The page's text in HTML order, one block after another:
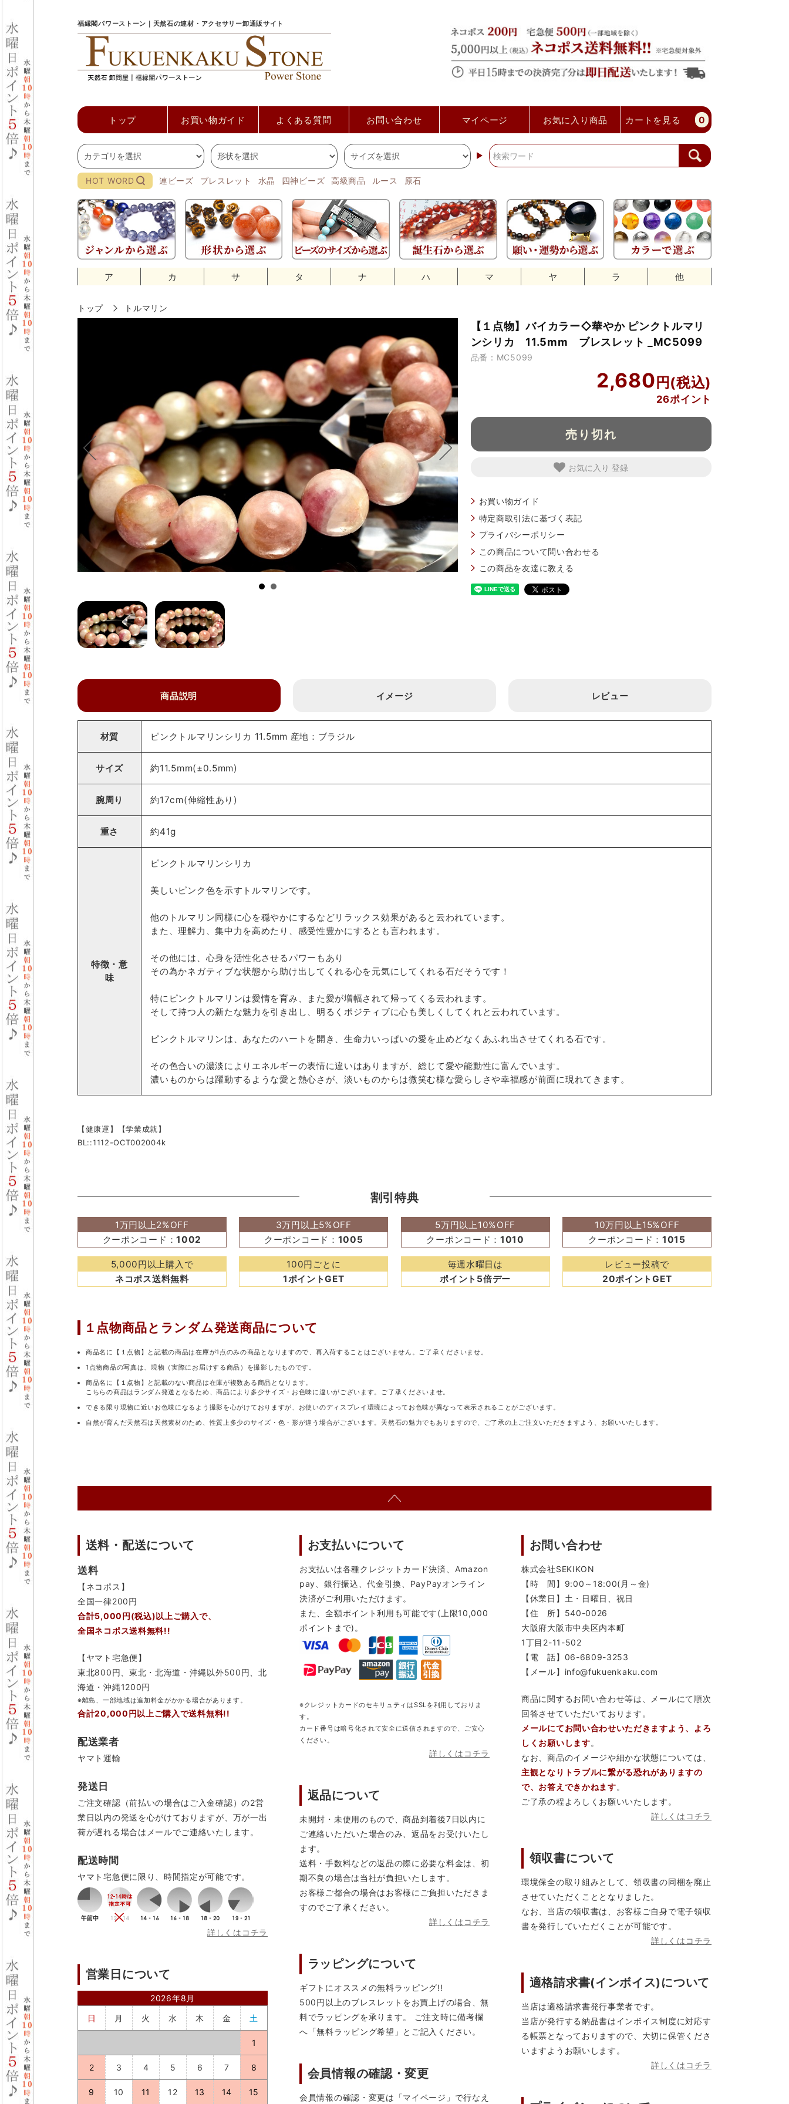
福縁閣パワーストーン｜天然石の連材・アクセサリー卸通販サイト
トップ お買い物ガイド よくある質問 お問い合わせ マイページ お気に入り商品 カートを見る 0
HOT WORD 連ビーズ ブレスレット 水晶 四神ビーズ 高級商品 ルース 原石
ア カ サ タ ナ ハ マ ヤ ラ 他
トップ トルマリン
【１点物】バイカラー◇華やか ピンクトルマリ
ンシリカ 11.5mm ブレスレット _MC5099
品番：MC5099
2,680
26ポイント
売り切れ
お気に入り
お買い物ガイド
特定商取引法に基づく表記
プライバシーポリシー
この商品について問い合わせる
この商品を友達に教える
商品説明 イメージ レビュー
材質 ピンクトルマリンシリカ 11.5mm 産地：ブラジル
サイズ 約11.5mm(±0.5mm)
腕周り 約17cm(伸縮性あり)
重さ 約41g
特徴・意
味
ピンクトルマリンシリカ
美しいピンク色を示すトルマリンです。
他のトルマリン同様に心を穏やかにするなどリラックス効果があると云われています。
また、理解力、集中力を高めたり、感受性豊かにするとも言われます。
その他には、心身を活性化させるパワーもあり
その為かネガティブな状態から助け出してくれる心を元気にしてくれる石だそうです！
特にピンクトルマリンは愛情を育み、また愛が増幅されて帰ってくる云われます。
そして持つ人の新たな魅力を引き出し、明るくポジティブに心も美しくしてくれと云われています。
ピンクトルマリンは、あなたのハートを開き、生命力いっぱいの愛を止めどなくあふれ出させてくれる石です。
その色合いの濃淡によりエネルギーの表情に違いはありますが、総じて愛や能動性に富んでいます。
濃いものからは躍動するような愛と熱心さが、淡いものからは微笑む様な愛らしさや幸福感が前面に現れてきます。
【健康運】【学業成就】
BL::1112-OCT002004k
割引特典
1万円以上2%OFF
クーポンコード：1002
3万円以上5%OFF
クーポンコード： 1005
5万円以上10%OFF
クーポンコード：1010
10万円以上15%OFF
クーポンコード： 1015
5,000円以上購入で
ネコポス送料無料
100円ごとに
1ポイントGET
毎週水曜日は
ポイント5倍デー
レビュー投稿で
20ポイントGET
１点物商品と ランダム発送商品について
商品名に【１点物】と記載の商品は在庫が1点のみの商品となりますので、再入荷することはございません。ご了承くださいませ。
1点物商品の写真は、現物（実際にお届けする商品）を撮影したものです。
商品名に【１点物】と記載のない商品は在庫が複数ある商品となります。
こちらの商品はランダム発送となるため、商品により多少サイズ・お色味に違いがございます。ご了承くださいませ。
できる限り現物に近いお色味になるよう撮影を心がけておりますが、お使いのディスプレイ環境によってお色味が異なって表示されることがございます。
自然が育んだ天然石は天然素材のため、性質上多少のサイズ・色・形が違う場合がございます。天然石の魅力でもありますので、ご了承の上ご注文いただきますよう、お願いいたします。
送料・配送について
送料
【ネコポス】
全国一律200円
合計5,000円(税込)以上ご購入で、
全国ネコポス送料無料!!
【ヤマト宅急便】
東北800円、東北・北海道・沖縄以外500円、北
海道・沖縄1200円
※離島、一部地域は追加料金がかかる場合があります。
合計20,000円以上ご購入で送料無料!!
配送業者
ヤマト運輸
発送日
ご注文確認（前払いの場合はご入金確認）の2営
業日以内の発送を心がけておりますが、万が一出
荷が遅れる場合はメールでご連絡いたします。
配送時間
ヤマト宅急便に限り、時間指定が可能です。
詳しくはコチラ
営業日について
2026年8月
日
月 火 水 木 金 土
1
2 3 4 5 6 7 8
9 10 11 12 13 14 15
お支払いについて
お支払いは各種クレジットカード決済、Amazon
pay、銀行振込、代金引換、PayPayオンライン
決済がご利用いただけます。
また、全額ポイント利用も可能です(上限10,000
ポイントまで)。
※クレジットカードのセキリュティはSSLを利用しておりま
す。
カード番号は暗号化されて安全に送信されますので、ご安心
ください。
詳しくはコチラ
返品について
未開封・未使用のもので、商品到着後7日以内に
ご連絡いただいた場合のみ、返品をお受けいたし
ます。
送料・手数料などの返品の際に必要な料金は、初
期不良の場合は当社が負担いたします。
お客様ご都合の場合はお客様にご負担いただきま
すのでご了承ください。
詳しくはコチラ
ラッピングについて
ギフトにオススメの無料ラッピング!!
500円以上のブレスレットをお買上げの場合、無
料でラッピングを承ります。 ご注文時に備考欄
へ「無料ラッピング希望」とご記入ください。
会員情報の確認・変更
会員情報の確認・変更は「マイページ」で行なえ
お問い合わせ
株式会社SEKIKON
【時 間】9:00～18:00(月～金)
【休業日】土・日曜日、祝日
【住 所】540-0026
大阪府大阪市中央区内本町
1丁目2-11-502
【電 話】06-6809-3253
【メール】info@fukuenkaku.com
商品に関するお問い合わせ等は、メールにて順次
回答させていただいております。
メールにてお問い合わせいただきますよう、よろ
しくお願いします。
なお、商品のイメージや細かな状態については、
主観となりトラブルに繋がる恐れがありますの
で、お答えできかねます。
ご了承の程よろしくお願いいたします。
詳しくはコチラ
領収書について
環境保全の取り組みとして、領収書の同梱を廃止
させていただくこととなりました。
なお、当店の領収書は、お客様ご自身で電子領収
書を発行していただくことが可能です。
詳しくはコチラ
適格請求書(インボイス)について
当店は適格請求書発行事業者です。
当店が発行する納品書はインボイス制度に対応す
る帳票となっておりますので、大切に保管くださ
いますようお願いします。
詳しくはコチラ